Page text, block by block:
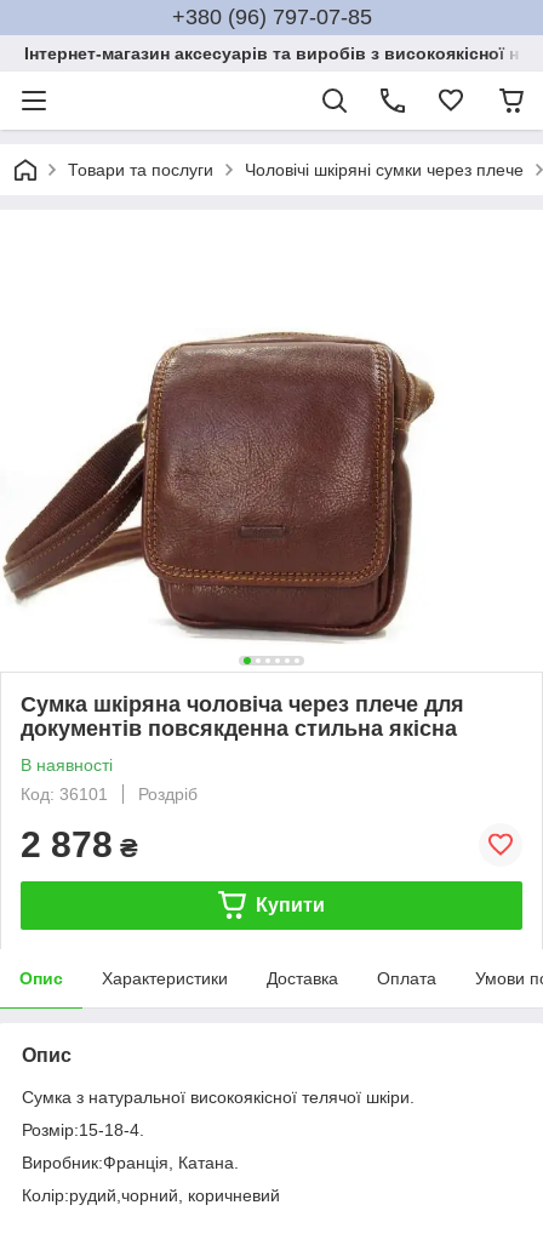
+380 (96) 797-07-85
Інтернет-магазин аксесуарів та виробів з високоякісної
Товари та послуги Чоловічі шкіряні сумки через плече
Сумка шкіряна чоловіча через плече для
документів повсякденна стильна якісна
В наявності
Код: 36101
Роздріб
2 878 ₴
Купити
Опис Характеристики Доставка Оплата Умови
Опис
Сумка з натуральної високоякісної телячої шкіри.
Розмір:15-18-4.
Виробник:Франція, Катана.
Колір:рудий,чорний, коричневий